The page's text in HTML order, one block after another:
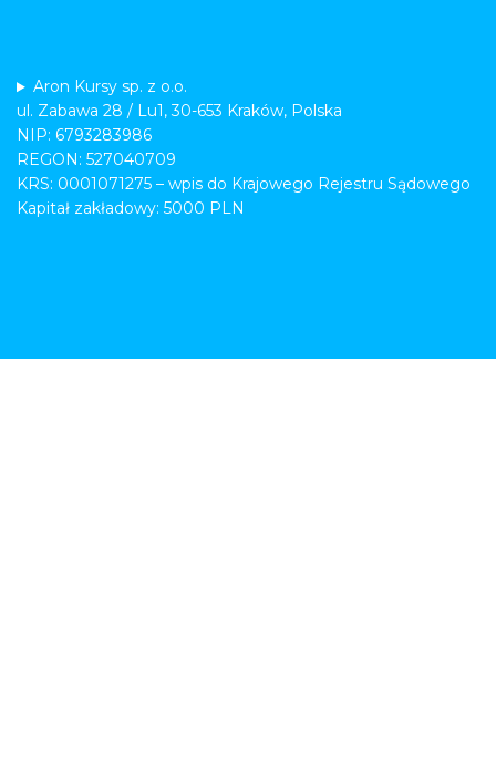
Aron Kursy sp. z o.o.
ul. Zabawa 28 / Lu1, 30-653 Kraków, Polska
NIP: 6793283986
REGON: 527040709
KRS: 0001071275 – wpis do Krajowego Rejestru Sądowego
Kapitał zakładowy: 5000 PLN